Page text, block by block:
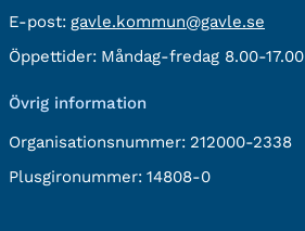
E-post: E-
post:
gavle.kommun@gavle.se
Öppettider: Måndag-fredag 8.00-17.00
Övrig information
Organisationsnummer: 212000-2338
Plusgironummer: 14808-0